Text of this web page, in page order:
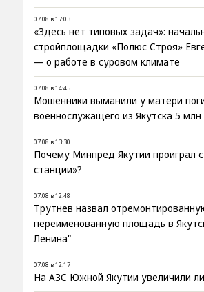
07.08 в 17:03
«Здесь нет типовых задач»:
стройплощадки «Полюс Строя»
— о работе в суровом климате
07.08 в 14:45
Мошенники выманили у матери
военнослужащего из Якутска 5 млн
07.08 в 13:30
Почему Минпред Якутии проиграл
станции»?
07.08 в 12:48
Трутнев назвал
переименованную площадь в
Ленина"
07.08 в 12:17
На АЗС Южной Якутии увеличили